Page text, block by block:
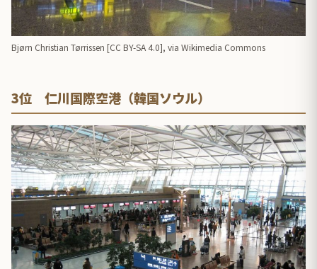
Bjørn Christian Tørrissen [CC BY-SA 4.0], via Wikimedia Commons
3位 仁川国際空港（韓国ソウル）